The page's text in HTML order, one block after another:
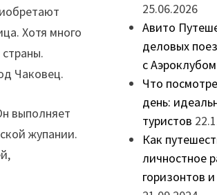
Хотя много
Чаковец.
выполняет
жупании.
25.06.2026
Авито
деловых
с Аэроклубом
Что
день:
туристов
Как
личностное
горизонтов